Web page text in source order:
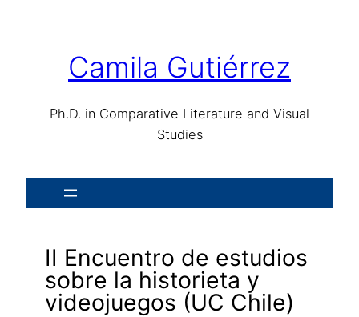
Camila Gutiérrez
Ph.D. in Comparative Literature and Visual
Studies
II Encuentro de estudios
sobre la historieta y
videojuegos (UC Chile)